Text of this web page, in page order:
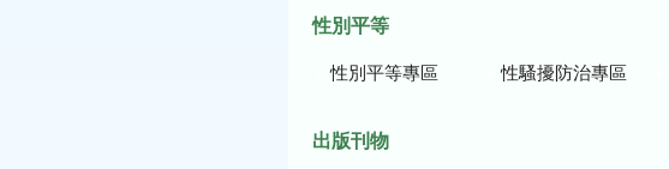
性別平等
性別平等專區 性騷擾防治專區
出版刊物